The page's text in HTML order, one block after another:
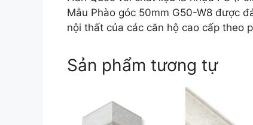
Mẫu Phào góc 50mm G50-W8 được
nội thất của các căn hộ cao cấp theo
Sản phẩm tương tự